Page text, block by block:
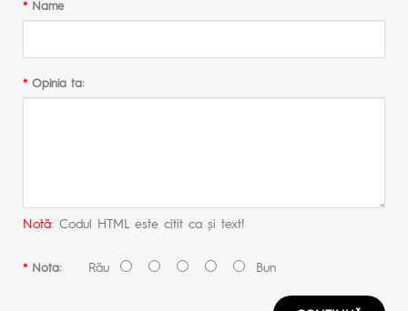
Name
Opinia ta:
Notă: Codul HTML este citit ca şi text!
Nota:Rău Bun